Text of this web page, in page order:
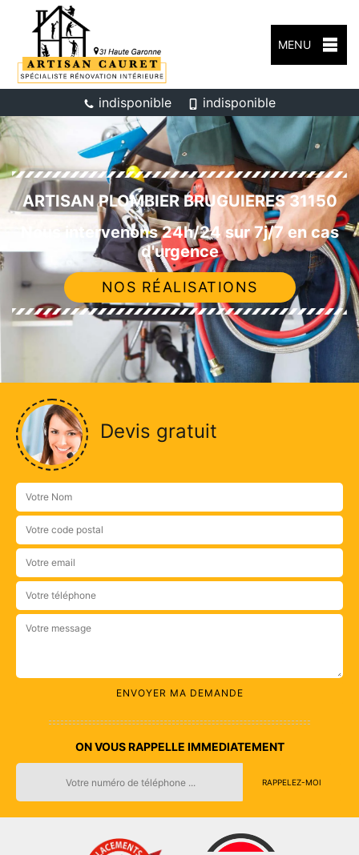
MENU
indisponible indisponible
ARTISAN PLOMBIER BRUGUIERES 31150
Nous intervenons 24h/24 sur 7j/7 en cas
d'urgence
NOS RÉALISATIONS
Devis gratuit
ON VOUS RAPPELLE IMMEDIATEMENT